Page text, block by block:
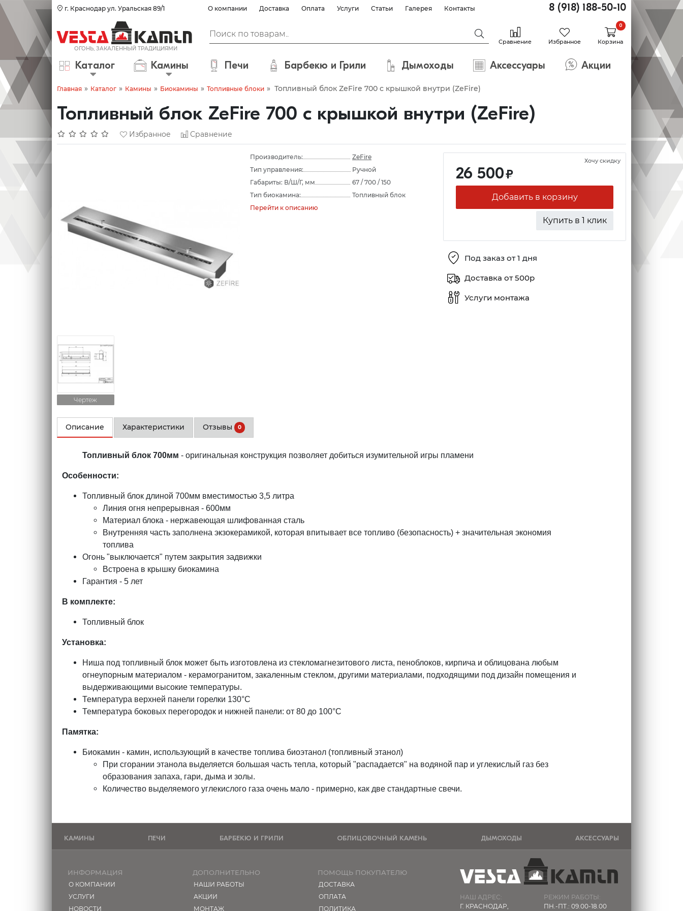
г. Краснодар ул. Уральская 89/1 О компании Доставка Оплата Услуги Статьи Галерея Контакты 8 (918) 188-50-10
Сравнение Избранное Корзина
0
Каталог Камины Печи Барбекю и Грили Дымоходы Аксессуары Акции
Главная » Каталог » Камины » Биокамины » Топливные блоки » Топливный блок ZeFire 700 с крышкой внутри (ZeFire)
Топливный блок ZeFire 700 с крышкой внутри (ZeFire)
Избранное Сравнение
Чертеж
Производитель:
ZeFire
Тип управления:
Ручной
Габариты: В/Ш/Г, мм
67 / 700 / 150
Тип биокамина:
Топливный блок
Перейти к описанию
26 500₽
Добавить в корзину
Купить в 1 клик
Хочу скидку
Под заказ от 1 дня
Доставка от 500р
Услуги монтажа
Описание Характеристики Отзывы 0
Топливный блок 700мм - оригинальная конструкция позволяет добиться изумительной игры пламени
Особенности:
Топливный блок длиной 700мм вместимостью 3,5 литра
Линия огня непрерывная - 600мм
​Материал блока - нержавеющая шлифованная сталь
Внутренняя часть заполнена экзокерамикой, которая впитывает все топливо (безопасность) + значительная экономия
топлива
​Огонь "выключается" путем закрытия задвижки
Встроена в крышку биокамина
Гарантия - 5 лет
В комплекте:
Топливный блок
Установка:
Ниша под топливный блок может быть изготовлена из стекломагнезитового листа, пеноблоков, кирпича и облицована любым
огнеупорным материалом - керамогранитом, закаленным стеклом, другими материалами, подходящими под дизайн помещения и
выдерживающими высокие температуры.
Температура верхней панели горелки 130°C
Температура боковых перегородок и нижней панели: от 80 до 100°C
Памятка:
Биокамин - камин, использующий в качестве топлива биоэтанол (топливный этанол)
При сгорании этанола выделяется большая часть тепла, который "распадается" на водяной пар и углекислый газ без
образования запаха, гари, дыма и золы.
Количество выделяемого углекислого газа очень мало - примерно, как две стандартные свечи.
КАМИНЫ ПЕЧИ БАРБЕКЮ И ГРИЛИ ОБЛИЦОВОЧНЫЙ КАМЕНЬ ДЫМОХОДЫ АКСЕССУАРЫ
ИНФОРМАЦИЯ
О КОМПАНИИ
УСЛУГИ
НОВОСТИ
ДОПОЛНИТЕЛЬНО
НАШИ РАБОТЫ
АКЦИИ
МОНТАЖ
ПОМОЩЬ ПОКУПАТЕЛЮ
ДОСТАВКА
ОПЛАТА
ПОЛИТИКА
НАШ АДРЕС:
Г. КРАСНОДАР,
РЕЖИМ РАБОТЫ:
ПН.-ПТ.: 09.00-18.00